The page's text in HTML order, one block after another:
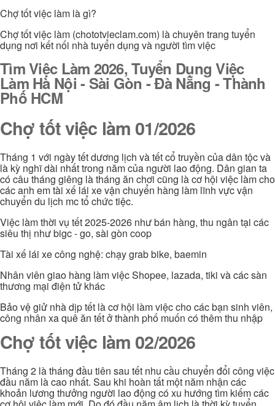
Chợ tốt việc làm là gì?
Chợ tốt việc làm (chototvieclam.com) là chuyên trang tuyển
dụng nơi kết nối nhà tuyển dụng và người tìm việc
Tìm Việc Làm 2026, Tuyển Dụng Việc
Làm Hà Nội - Sài Gòn - Đà Nẵng - Thành
Phố HCM
Chợ tốt việc làm 01/2026
Tháng 1 với ngày tết dương lịch và tết cổ truyền của dân tộc và
là kỳ nghĩ dài nhất trong năm của người lao động. Dân gian ta
có câu tháng giêng là tháng ăn chơi cũng là cơ hội việc làm cho
các anh em tài xế lái xe vận chuyển hàng làm lĩnh vực vận
chuyển du lịch mc tổ chức tiệc.
Việc làm thời vụ tết 2025-2026 như bán hàng, thu ngân tại các
siêu thị như bigc - go, sài gòn coop
Tài xế lái xe công nghệ: chạy grab bike, baemin
Nhân viên giao hàng làm việc Shopee, lazada, tiki và các sàn
thương mại điện tử khác
Bảo vệ giử nhà dịp tết là cơ hội làm việc cho các bạn sinh viên,
công nhân xa quê ăn tết ở thành phố muốn có thêm thu nhập
Chợ tốt việc làm 02/2026
Tháng 2 là tháng đầu tiên sau tết nhu cầu chuyển đổi công việc
đầu năm là cao nhất. Sau khi hoàn tất một năm nhận các
khoản lương thưởng người lao động có xu hướng tìm kiếm các